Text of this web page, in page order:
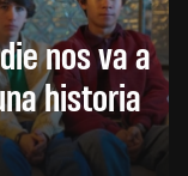
nos va a
historia